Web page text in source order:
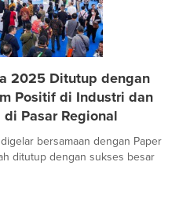
2025 Ditutup dengan
Positif di Industri dan
Pasar Regional
bersamaan dengan Paper
ditutup dengan sukses besar